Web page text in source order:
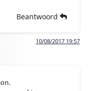
Beantwoord
10/08/2017 19:57